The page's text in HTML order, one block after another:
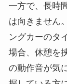
一方で、長時
は向きません
ングカーのタ
場合、休憩を
の動作音が気